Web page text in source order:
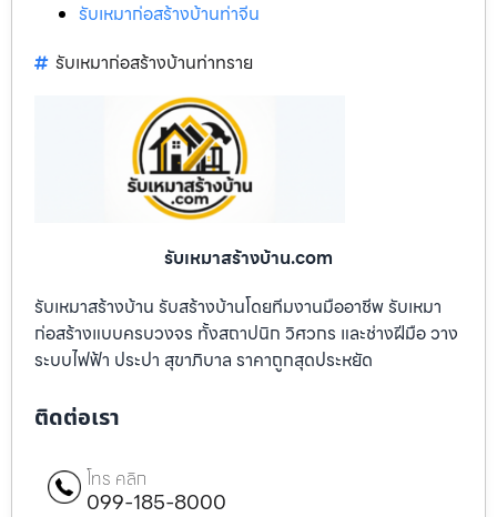
รับเหมาก่อสร้างบ้านท่าจีน
รับเหมาก่อสร้างบ้านท่าทราย
รับเหมาสร้างบ้าน.com
รับเหมาสร้างบ้าน รับสร้างบ้านโดยทีมงานมืออาชีพ รับเหมา
ก่อสร้างแบบครบวงจร ทั้งสถาปนิก วิศวกร และช่างฝีมือ วาง
ระบบไฟฟ้า ประปา สุขาภิบาล ราคาถูกสุดประหยัด
ติดต่อเรา
โทร คลิก
099-185-8000